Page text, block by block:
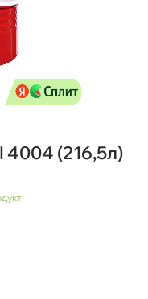
(216,5л)